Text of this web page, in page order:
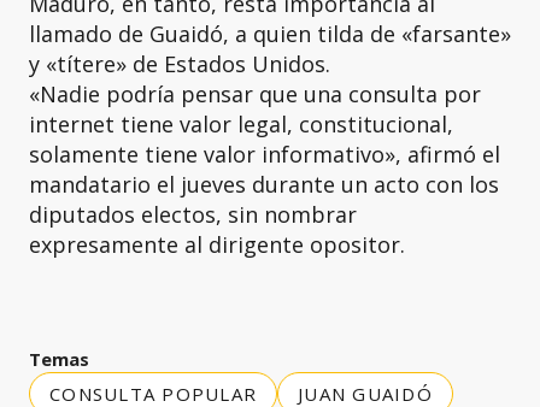
llamado de Guaidó, a quien tilda de «farsante»
y «títere» de Estados Unidos.
«Nadie podría pensar que una consulta por
internet tiene valor legal, constitucional,
solamente tiene valor informativo», afirmó el
mandatario el jueves durante un acto con los
diputados electos, sin nombrar
expresamente al dirigente opositor.
Temas
CONSULTA POPULAR
JUAN GUAIDÓ